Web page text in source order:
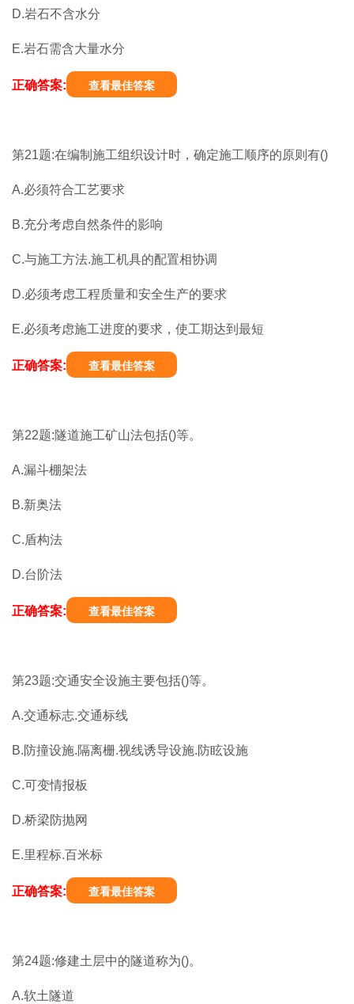
D.岩石不含水分
E.岩石需含大量水分
正确答案: 查看最佳答案
第21题:在编制施工组织设计时，确定施工顺序的原则有()
A.必须符合工艺要求
B.充分考虑自然条件的影响
C.与施工方法.施工机具的配置相协调
D.必须考虑工程质量和安全生产的要求
E.必须考虑施工进度的要求，使工期达到最短
正确答案: 查看最佳答案
第22题:隧道施工矿山法包括()等。
A.漏斗棚架法
B.新奥法
C.盾构法
D.台阶法
正确答案: 查看最佳答案
第23题:交通安全设施主要包括()等。
A.交通标志.交通标线
B.防撞设施.隔离栅.视线诱导设施.防眩设施
C.可变情报板
D.桥梁防抛网
E.里程标.百米标
正确答案: 查看最佳答案
第24题:修建土层中的隧道称为()。
A.软土隧道